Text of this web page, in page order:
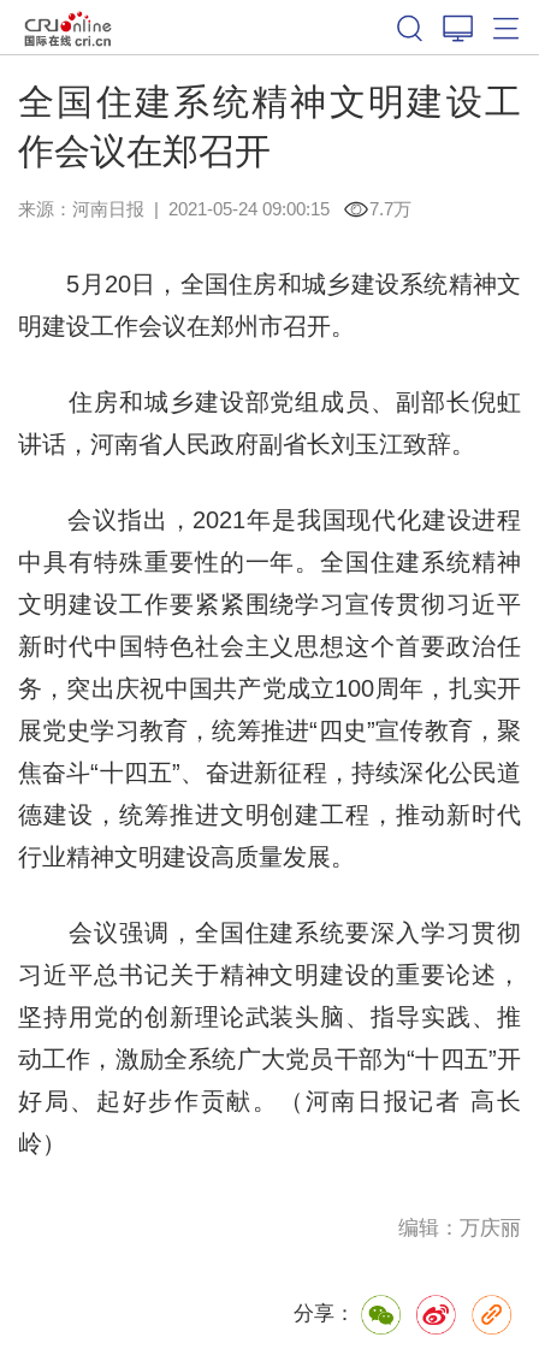
全国住建系统精神文明建设工
作会议在郑召开
来源： 河南日报 | 2021-05-24 09:00:15 7.7万
5月20日，全国住房和城乡建设系统精神文
明建设工作会议在郑州市召开。
住房和城乡建设部党组成员、副部长倪虹
讲话，河南省人民政府副省长刘玉江致辞。
会议指出，2021年是我国现代化建设进程
中具有特殊重要性的一年。全国住建系统精神
文明建设工作要紧紧围绕学习宣传贯彻习近平
新时代中国特色社会主义思想这个首要政治任
务，突出庆祝中国共产党成立100周年，扎实开
展党史学习教育，统筹推进“四史”宣传教育，聚
焦奋斗“十四五”、奋进新征程，持续深化公民道
德建设，统筹推进文明创建工程，推动新时代
行业精神文明建设高质量发展。
会议强调，全国住建系统要深入学习贯彻
习近平总书记关于精神文明建设的重要论述，
坚持用党的创新理论武装头脑、指导实践、推
动工作，激励全系统广大党员干部为“十四五”开
好局、起好步作贡献。（河南日报记者 高长
岭）
编辑：万庆丽
分享：